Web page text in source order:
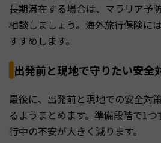
長期滞在する場合は、マラリア予
相談しましょう。海外旅行保険に
すすめします。
出発前と現地で守りたい安全
最後に、出発前と現地での安全対
るようまとめます。準備段階で1
行中の不安が大きく減ります。